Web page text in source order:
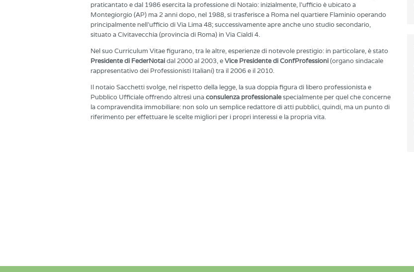
praticantato e dal 1986 esercita la professione di Notaio: inizialmente, l’ufficio è ubicato a
Montegiorgio (AP) ma 2 anni dopo, nel 1988, si trasferisce a Roma nel quartiere Flaminio operando
principalmente nell’ufficio di Via Lima 48; successivamente apre anche uno studio secondario,
situato a Civitavecchia (provincia di Roma) in Via Cialdi 4.
Nel suo Curriculum Vitae figurano, tra le altre, esperienze di notevole prestigio: in particolare, è stato
Presidente di FederNotaidal 2000 al 2003, eVice Presidente di ConfProfessioni(organo sindacale
rappresentativo dei Professionisti Italiani) tra il 2006 e il 2010.
Il notaio Sacchetti svolge, nel rispetto della legge, la sua doppia figura di libero professionista e
Pubblico Ufficiale offrendo altresì unaconsulenza professionalespecialmente per quel che concerne
la compravendita immobiliare: non solo un semplice redattore di atti pubblici, quindi, ma un punto di
riferimento per effettuare le scelte migliori per i propri interessi e la propria vita.